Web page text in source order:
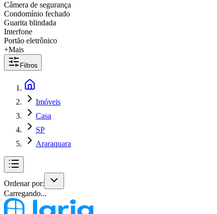
Câmera de segurança
Condomínio fechado
Guarita blindada
Interfone
Portão eletrônico
+Mais
Filtros
Imóveis
Casa
SP
Araraquara
Ordenar por:
Carregando...